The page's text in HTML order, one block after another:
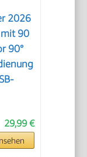
2026
90
90°
29,99 €